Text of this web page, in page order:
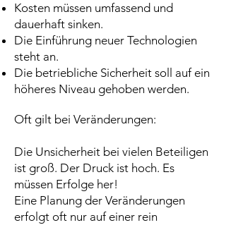
Kosten müssen umfassend und
dauerhaft sinken.
Die Einführung neuer Technologien
steht an.
Die betriebliche Sicherheit soll auf ein
höheres Niveau gehoben werden.
Oft gilt bei Veränderungen:
Die Unsicherheit bei vielen Beteiligen
ist groß. Der Druck ist hoch. Es
müssen Erfolge her!
Eine Planung der Veränderungen
erfolgt oft nur auf einer rein